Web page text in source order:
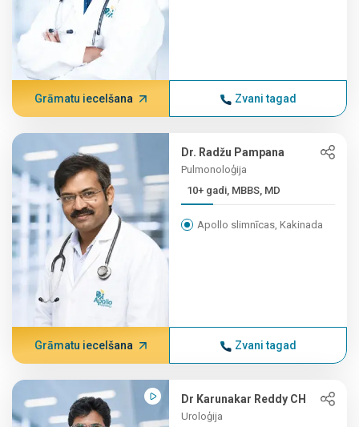
Grāmatu iecelšana Zvani tagad
Dr. Radžu Pampana
Pulmonoloģija
10+ gadi, MBBS, MD
Apollo slimnīcas, Kakinada
Grāmatu iecelšana Zvani tagad
Dr Karunakar Reddy CH
Uroloģija